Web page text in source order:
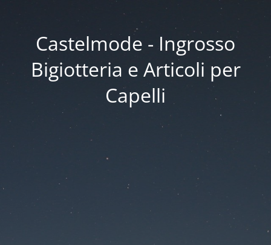
Castelmode - Ingrosso
Bigiotteria e Articoli per
Capelli